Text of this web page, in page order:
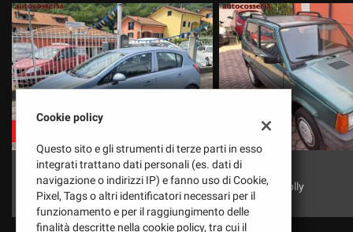
FIAT
Panda 900 Jolly
€ 2.500
OPEL
Corsa 1.4 Swing
Cookie policy
Questo sito e gli strumenti di terze parti in esso
integrati trattano dati personali (es. dati di
navigazione o indirizzi IP) e fanno uso di Cookie,
Pixel, Tags o altri identificatori necessari per il
funzionamento e per il raggiungimento delle
finalità descritte nella cookie policy, tra cui il